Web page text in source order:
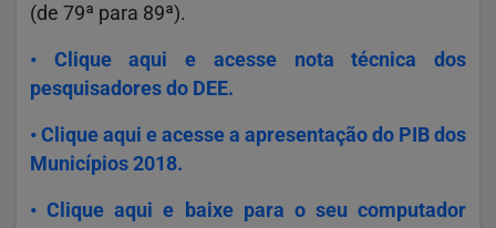
(de 79ª para 89ª).
• Clique aqui e acesse nota técnica dos
pesquisadores do DEE.
• Clique aqui e acesse a apresentação do PIB dos
Municípios 2018.
• Clique aqui e baixe para o seu computador